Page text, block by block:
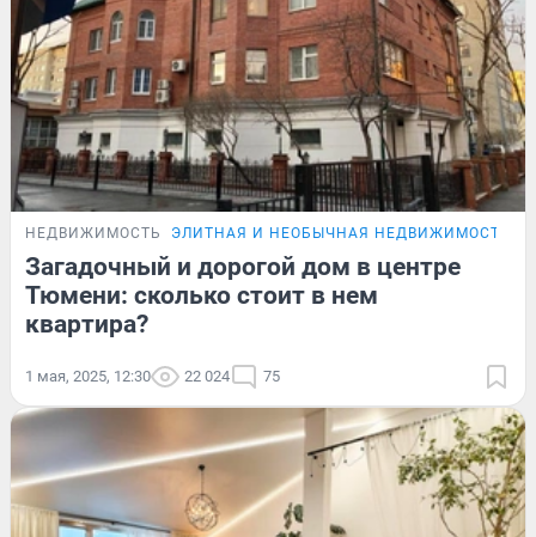
НЕДВИЖИМОСТЬ ЭЛИТНАЯ И НЕОБЫЧНАЯ НЕДВИЖИМОСТЬ
Загадочный и дорогой дом в центре
Тюмени: сколько стоит в нем
квартира?
1 мая, 2025, 12:30 22 024 75